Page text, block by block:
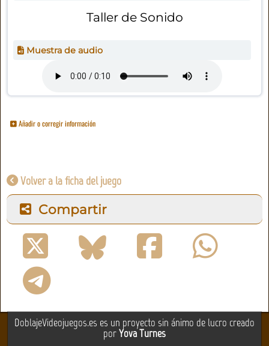
Taller de Sonido
Muestra de audio
Añadir o corregir información
Volver a la ficha del juego
Compartir
DoblajeVideojuegos.es es un proyecto sin ánimo de lucro creado
porYova Turnes